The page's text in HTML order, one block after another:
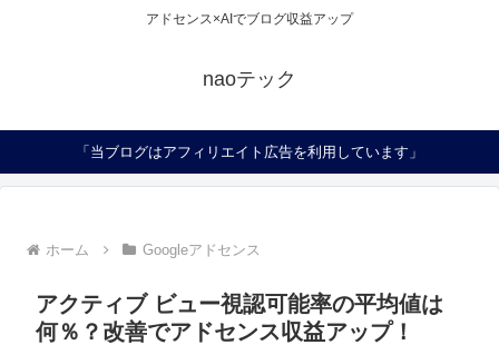
アドセンス×AIでブログ収益アップ
naoテック
「当ブログはアフィリエイト広告を利用しています」
ホーム Googleアドセンス
アクティブ ビュー視認可能率の平均値は
何％？改善でアドセンス収益アップ！